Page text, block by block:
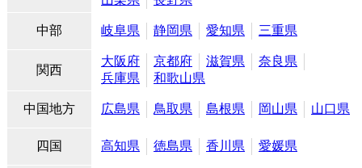
中部 岐阜県 静岡県 愛知県 三重県
関西
大阪府 京都府 滋賀県
奈良県
兵庫県
和歌山県
中国地方 広島県 鳥取県 島根県 岡山県 山口県
四国 高知県 徳島県 香川県 愛媛県